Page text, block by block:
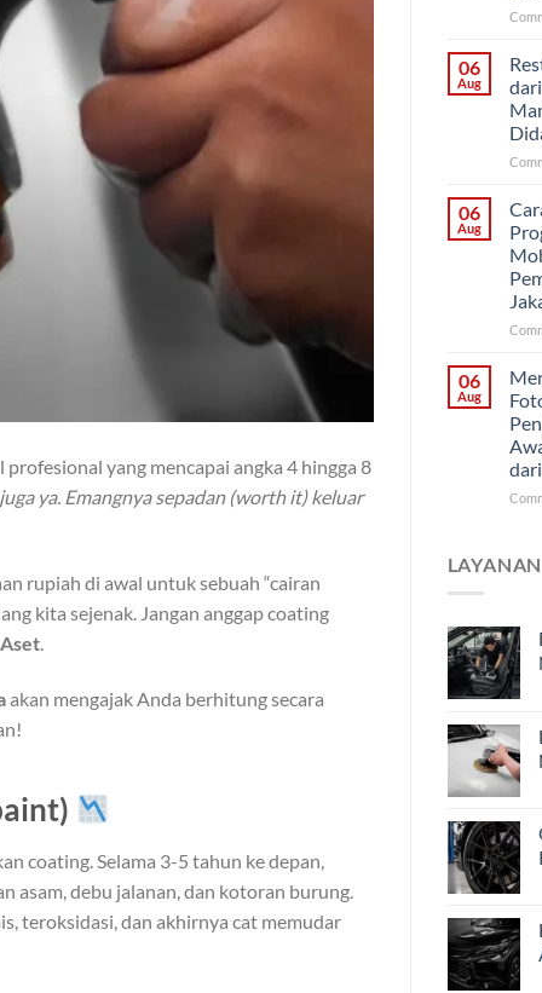
profesional yang mencapai angka 4 hingga 8
ya. Emangnya sepadan (worth it) keluar
rupiah di awal untuk sebuah “cairan
kita sejenak. Jangan anggap coating
.
akan mengajak Anda berhitung secara
coating. Selama 3-5 tahun ke depan,
asam, debu jalanan, dan kotoran burung.
teroksidasi, dan akhirnya cat memudar
06
Aug
06
Aug
06
Aug